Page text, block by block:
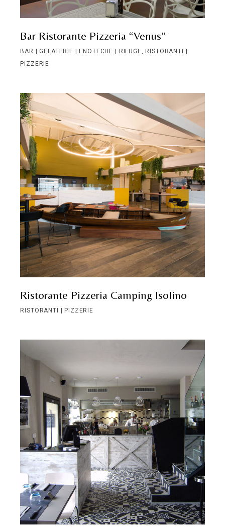
Bar Ristorante Pizzeria “Venus”
BAR | GELATERIE | ENOTECHE | RIFUGI
RISTORANTI |
PIZZERIE
Ristorante Pizzeria Camping Isolino
RISTORANTI | PIZZERIE